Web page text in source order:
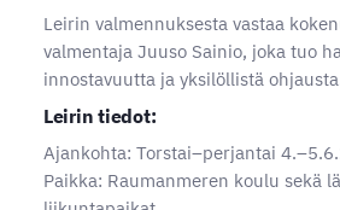
Leirin valmennuksesta vastaa
valmentaja Juuso Sainio, joka tuo
innostavuutta ja yksilöllistä
Leirin tiedot:
Ajankohta: Torstai–perjantai
Paikka: Raumanmeren koulu sekä